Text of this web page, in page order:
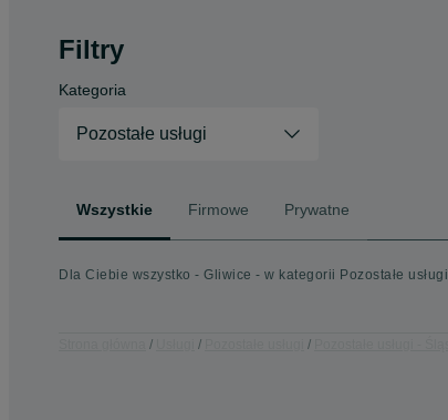
Filtry
Kategoria
Pozostałe usługi
Wszystkie Firmowe Prywatne
Dla Ciebie wszystko - Gliwice - w kategorii Pozostałe usługi